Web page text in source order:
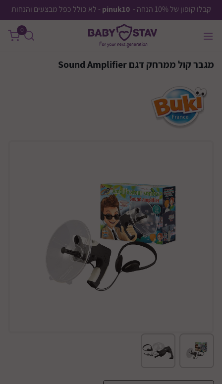
קבלו קופון של 10% הנחה - pinuk10 - לא כולל כפל מבצעים והנחות
0
מגבר קול ממרחק דגם Sound Amplifier